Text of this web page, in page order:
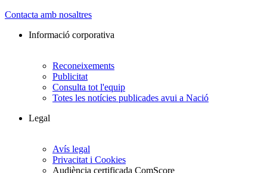
Contacta amb nosaltres
Informació corporativa
Reconeixements
Publicitat
Consulta tot l'equip
Totes les notícies publicades avui a Nació
Legal
Avís legal
Privacitat i Cookies
Audiència certificada ComScore